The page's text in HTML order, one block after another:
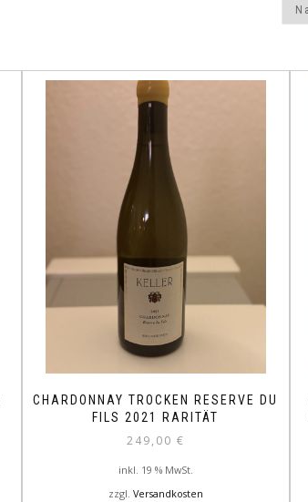
CHARDONNAY TROCKEN RESERVE DU
FILS 2021 RARITÄT
249,00 €
inkl. 19 % MwSt.
zzgl. Versandkosten